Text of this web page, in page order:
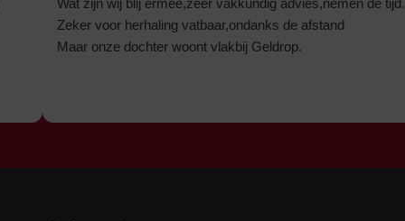
Wat zijn wij blij ermee,zeer vakkundig advies,nemen de tijd.
Zeker voor herhaling vatbaar,ondanks de afstand
Maar onze dochter woont vlakbij Geldrop.